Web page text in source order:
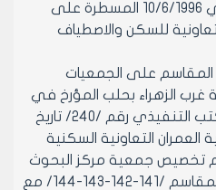
إشارة لحاشيتكم المؤرخة في 10/6/1996 المسطرة على
للسكن والاصطياف
على الجمعيات
غرب الزهراء بحلب المؤرخ في
11/7/1991 المصدق بقرار المكتب التنفيذي رقم /240/ تاريخ
العمران التعاونية السكنية
/113-115/ كما تم تخصيص جمعية مركز البحوث
الزراعية التعاونية السكنية بالمقاسم /141-142-143-144/ مع